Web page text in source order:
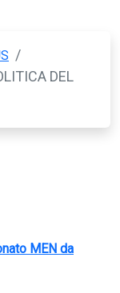
/
DEL
MEN da